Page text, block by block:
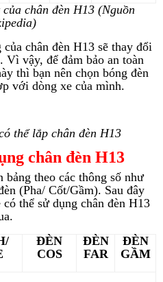
chân đèn H13 (Nguồn
chân đèn H13 sẽ thay đổi
Vì vậy, để đảm bảo an toàn
thì bạn nên chọn bóng đèn
với dòng xe của mình.
thể lắp chân đèn H13
chân đèn H13
bảng theo các thông số như
(Pha/ Cốt/Gầm). Sau đây
thể sử dụng chân đèn H13
ĐÈN
COS
ĐÈN
FAR
ĐÈN
GẦM